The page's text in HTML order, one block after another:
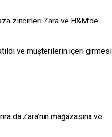
zincirleri Zara ve H&M’de
ve müşterilerin içeri girmesi
da Zara’nın mağazasına ve